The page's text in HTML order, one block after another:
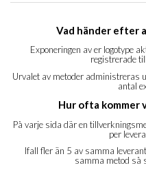
Vad händer efter
Exponeringen av er logotype
registrerade
Urvalet av metoder administreras
antal
Hur ofta kommer
På varje sida där en
per
Ifall fler än 5 av samma
samma metod så